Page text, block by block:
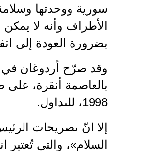
سورية ووحدتها
الأطراف وأنه لا
بضرورة العودة إلى
وقد صرّح أردوغان في
بالعاصمة أنقرة، على
1998، للتداول.
إلا انّ تصريحات
السلام»، والتي تُعتبر